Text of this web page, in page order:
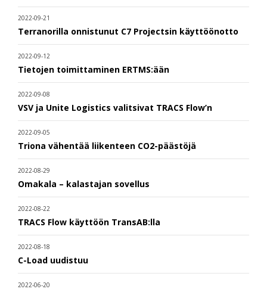
2022-09-21
Terranorilla onnistunut C7 Projectsin käyttöönotto
2022-09-12
Tietojen toimittaminen ERTMS:ään
2022-09-08
VSV ja Unite Logistics valitsivat TRACS Flow’n
2022-09-05
Triona vähentää liikenteen CO2-päästöjä
2022-08-29
Omakala – kalastajan sovellus
2022-08-22
TRACS Flow käyttöön TransAB:lla
2022-08-18
C-Load uudistuu
2022-06-20